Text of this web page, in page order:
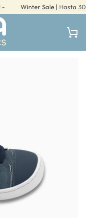
Winter Sale| Hasta 30%